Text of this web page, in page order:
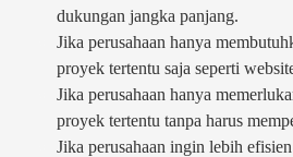
dukungan jangka panjang.
Jika perusahaan hanya
proyek tertentu saja seperti
Jika perusahaan hanya
proyek tertentu tanpa harus
Jika perusahaan ingin lebih